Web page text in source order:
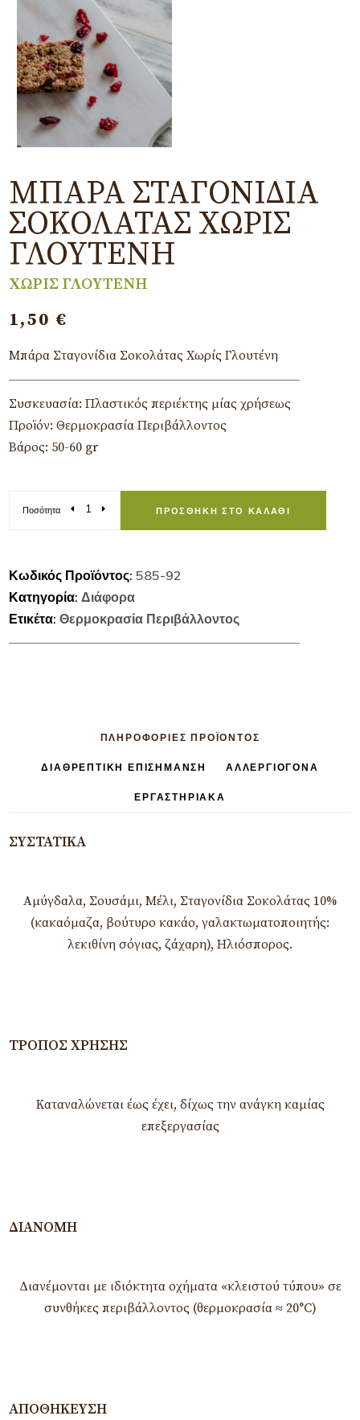
ΜΠΆΡΑ ΣΤΑΓΟΝΊΔΙΑ
ΣΟΚΟΛΆΤΑΣ ΧΩΡΊΣ
ΓΛΟΥΤΈΝΗ
ΧΩΡΙΣ ΓΛΟΥΤΕΝΗ
1,50 €
Μπάρα Σταγονίδια Σοκολάτας Χωρίς Γλουτένη
Συσκευασία: Πλαστικός περιέκτης μίας χρήσεως
Προϊόν: Θερμοκρασία Περιβάλλοντος
Βάρος: 50-60 gr
Ποσότητα ΠΡΟΣΘΉΚΗ ΣΤΟ ΚΑΛΆΘΙ
Κωδικός Προϊόντος:585-92
Κατηγορία:Διάφορα
Ετικέτα:Θερμοκρασία Περιβάλλοντος
ΠΛΗΡΟΦΟΡΊΕΣ ΠΡΟΪΟΝΤΟΣ
ΔΙΑΘΡΕΠΤΙΚΉ ΕΠΙΣΉΜΑΝΣΗ ΑΛΛΕΡΓΙΟΓΌΝΑ
ΕΡΓΑΣΤΗΡΙΑΚΆ
ΣΥΣΤΑΤΙΚΆ
Αμύγδαλα, Σουσάμι, Μέλι, Σταγονίδια Σοκολάτας 10%
(κακαόμαζα, βούτυρο κακάο, γαλακτωματοποιητής:
λεκιθίνη σόγιας, ζάχαρη), Ηλιόσπορος.
ΤΡΌΠΟΣ ΧΡΉΣΗΣ
Καταναλώνεται έως έχει, δίχως την ανάγκη καμίας
επεξεργασίας
ΔΙΑΝΟΜΉ
Διανέμονται με ιδιόκτητα οχήματα «κλειστού τύπου» σε
συνθήκες περιβάλλοντος (θερμοκρασία ≈ 20°C)
ΑΠΟΘΉΚΕΥΣΗ